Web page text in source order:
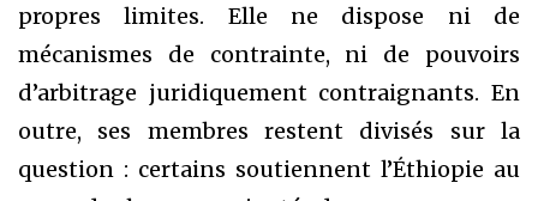
propres limites. Elle ne dispose ni de
mécanismes de contrainte, ni de pouvoirs
d’arbitrage juridiquement contraignants. En
outre, ses membres restent divisés sur la
question : certains soutiennent l’Éthiopie au